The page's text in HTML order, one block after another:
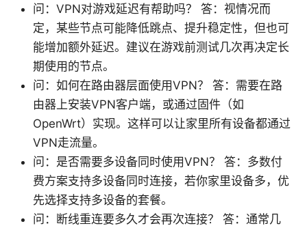
问：VPN对游戏延迟有帮助吗？ 答：视情况而
定，某些节点可能降低跳点、提升稳定性，但也可
能增加额外延迟。建议在游戏前测试几次再决定长
期使用的节点。
问：如何在路由器层面使用VPN？ 答：需要在路
由器上安装VPN客户端，或通过固件（如
OpenWrt）实现。这样可以让家里所有设备都通过
VPN走流量。
问：是否需要多设备同时使用VPN？ 答：多数付
费方案支持多设备同时连接，若你家里设备多，优
先选择支持多设备的套餐。
问：断线重连要多久才会再次连接？ 答：通常几